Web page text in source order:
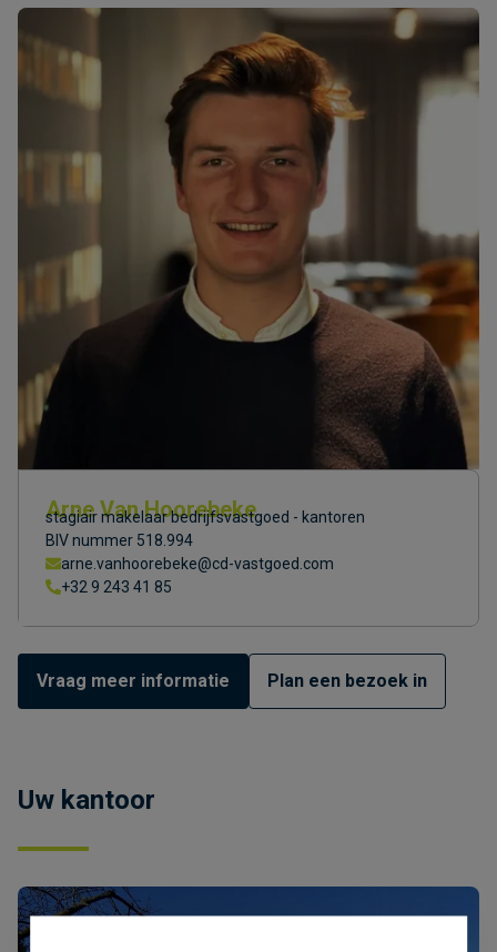
Arne Van Hoorebeke
stagiair makelaar bedrijfsvastgoed - kantoren
BIV nummer 518.994
arne.vanhoorebeke@cd-vastgoed.com
+32 9 243 41 85
Vraag meer informatie Plan een bezoek in
Uw kantoor